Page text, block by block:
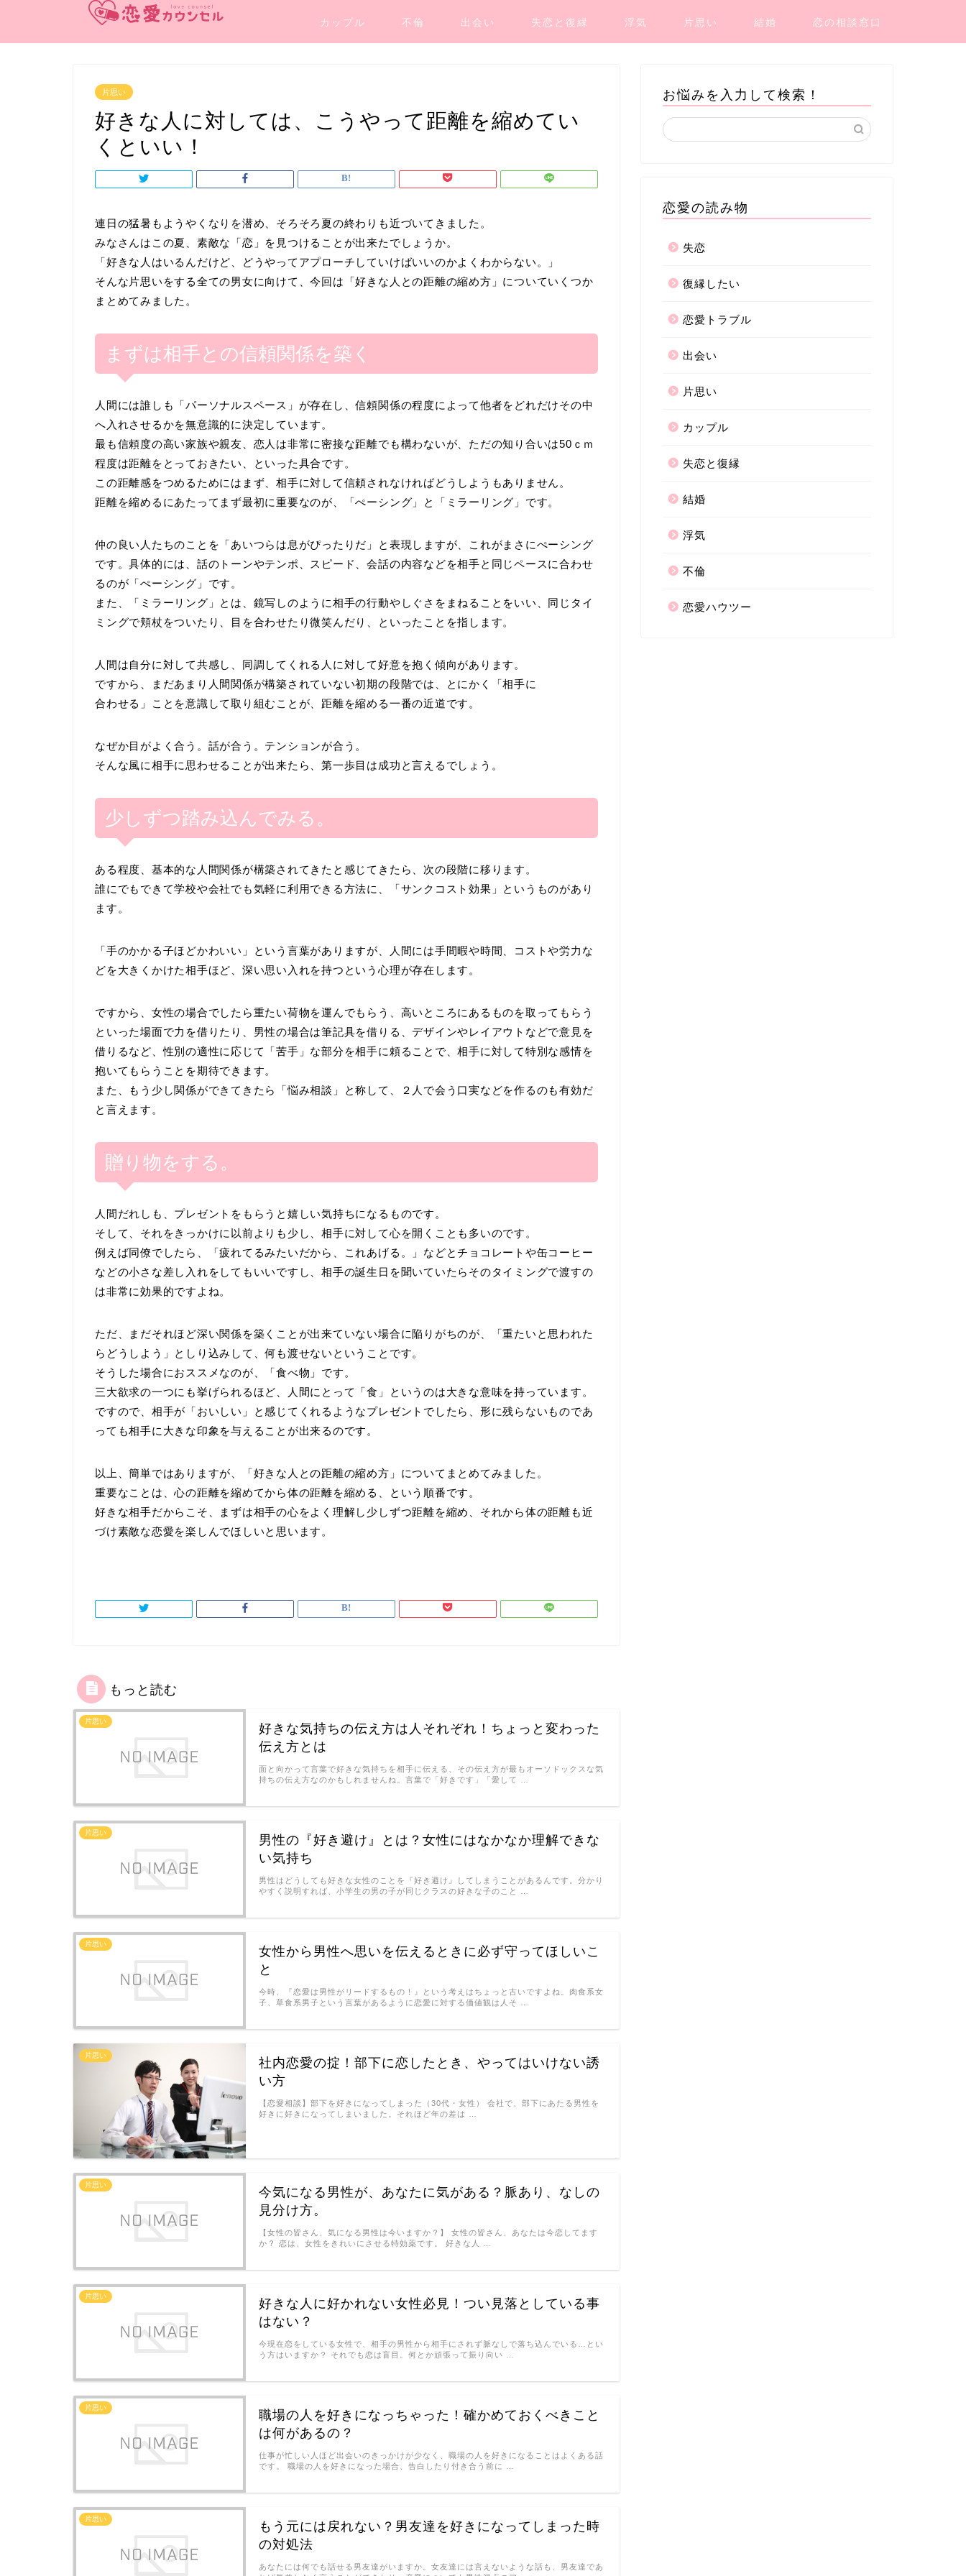
カップル 不倫 出会い 失恋と復縁 浮気 片思い 結婚 恋の相談窓口
片思い
好きな人に対しては、こうやって距離を縮めてい
くといい！
連日の猛暑もようやくなりを潜め、そろそろ夏の終わりも近づいてきました。
みなさんはこの夏、素敵な「恋」を見つけることが出来たでしょうか。
「好きな人はいるんだけど、どうやってアプローチしていけばいいのかよくわからない。」
そんな片思いをする全ての男女に向けて、今回は「好きな人との距離の縮め方」についていくつか
まとめてみました。
まずは相手との信頼関係を築く
人間には誰しも「パーソナルスペース」が存在し、信頼関係の程度によって他者をどれだけその中
へ入れさせるかを無意識的に決定しています。
最も信頼度の高い家族や親友、恋人は非常に密接な距離でも構わないが、ただの知り合いは50ｃｍ
程度は距離をとっておきたい、といった具合です。
この距離感をつめるためにはまず、相手に対して信頼されなければどうしようもありません。
距離を縮めるにあたってまず最初に重要なのが、「ぺーシング」と「ミラーリング」です。
仲の良い人たちのことを「あいつらは息がぴったりだ」と表現しますが、これがまさにぺーシング
です。具体的には、話のトーンやテンポ、スピード、会話の内容などを相手と同じペースに合わせ
るのが「ぺーシング」です。
また、「ミラーリング」とは、鏡写しのように相手の行動やしぐさをまねることをいい、同じタイ
ミングで頬杖をついたり、目を合わせたり微笑んだり、といったことを指します。
人間は自分に対して共感し、同調してくれる人に対して好意を抱く傾向があります。
ですから、まだあまり人間関係が構築されていない初期の段階では、とにかく「相手に
合わせる」ことを意識して取り組むことが、距離を縮める一番の近道です。
なぜか目がよく合う。話が合う。テンションが合う。
そんな風に相手に思わせることが出来たら、第一歩目は成功と言えるでしょう。
少しずつ踏み込んでみる。
ある程度、基本的な人間関係が構築されてきたと感じてきたら、次の段階に移ります。
誰にでもできて学校や会社でも気軽に利用できる方法に、「サンクコスト効果」というものがあり
ます。
「手のかかる子ほどかわいい」という言葉がありますが、人間には手間暇や時間、コストや労力な
どを大きくかけた相手ほど、深い思い入れを持つという心理が存在します。
ですから、女性の場合でしたら重たい荷物を運んでもらう、高いところにあるものを取ってもらう
といった場面で力を借りたり、男性の場合は筆記具を借りる、デザインやレイアウトなどで意見を
借りるなど、性別の適性に応じて「苦手」な部分を相手に頼ることで、相手に対して特別な感情を
抱いてもらうことを期待できます。
また、もう少し関係ができてきたら「悩み相談」と称して、２人で会う口実などを作るのも有効だ
と言えます。
贈り物をする。
人間だれしも、プレゼントをもらうと嬉しい気持ちになるものです。
そして、それをきっかけに以前よりも少し、相手に対して心を開くことも多いのです。
例えば同僚でしたら、「疲れてるみたいだから、これあげる。」などとチョコレートや缶コーヒー
などの小さな差し入れをしてもいいですし、相手の誕生日を聞いていたらそのタイミングで渡すの
は非常に効果的ですよね。
ただ、まだそれほど深い関係を築くことが出来ていない場合に陥りがちのが、「重たいと思われた
らどうしよう」としり込みして、何も渡せないということです。
そうした場合におススメなのが、「食べ物」です。
三大欲求の一つにも挙げられるほど、人間にとって「食」というのは大きな意味を持っています。
ですので、相手が「おいしい」と感じてくれるようなプレゼントでしたら、形に残らないものであ
っても相手に大きな印象を与えることが出来るのです。
以上、簡単ではありますが、「好きな人との距離の縮め方」についてまとめてみました。
重要なことは、心の距離を縮めてから体の距離を縮める、という順番です。
好きな相手だからこそ、まずは相手の心をよく理解し少しずつ距離を縮め、それから体の距離も近
づけ素敵な恋愛を楽しんでほしいと思います。
もっと読む
片思い
好きな気持ちの伝え方は人それぞれ！ちょっと変わった
伝え方とは
面と向かって言葉で好きな気持ちを相手に伝える、その伝え方が最もオーソドックスな気
持ちの伝え方なのかもしれませんね。言葉で「好きです」「愛して …
片思い
男性の『好き避け』とは？女性にはなかなか理解できな
い気持ち
男性はどうしても好きな女性のことを『好き避け』してしまうことがあるんです。分かり
やすく説明すれば、小学生の男の子が同じクラスの好きな子のこと …
片思い
女性から男性へ思いを伝えるときに必ず守ってほしいこ
と
今時、『恋愛は男性がリードするもの！』という考えはちょっと古いですよね。肉食系女
子、草食系男子という言葉があるように恋愛に対する価値観は人そ …
片思い
社内恋愛の掟！部下に恋したとき、やってはいけない誘
い方
【恋愛相談】部下を好きになってしまった（30代・女性） 会社で、部下にあたる男性を
好きに好きになってしまいました。それほど年の差は …
片思い
今気になる男性が、あなたに気がある？脈あり、なしの
見分け方。
【女性の皆さん、気になる男性は今いますか？】 女性の皆さん、あなたは今恋してます
か？ 恋は、女性をきれいにさせる特効薬です。 好きな人 …
片思い
好きな人に好かれない女性必見！つい見落としている事
はない？
今現在恋をしている女性で、相手の男性から相手にされず脈なしで落ち込んでいる…とい
う方はいますか？ それでも恋は盲目。何とか頑張って振り向い …
片思い
職場の人を好きになっちゃった！確かめておくべきこと
は何があるの？
仕事が忙しい人ほど出会いのきっかけが少なく、職場の人を好きになることはよくある話
です。 職場の人を好きになった場合、告白したり付き合う前に …
片思い
もう元には戻れない？男友達を好きになってしまった時
の対処法
あなたには何でも話せる男友達がいますか。女友達には言えないような話も、男友達であ
お悩みを入力して検索！
恋愛の読み物
失恋
復縁したい
恋愛トラブル
出会い
片思い
カップル
失恋と復縁
結婚
浮気
不倫
恋愛ハウツー